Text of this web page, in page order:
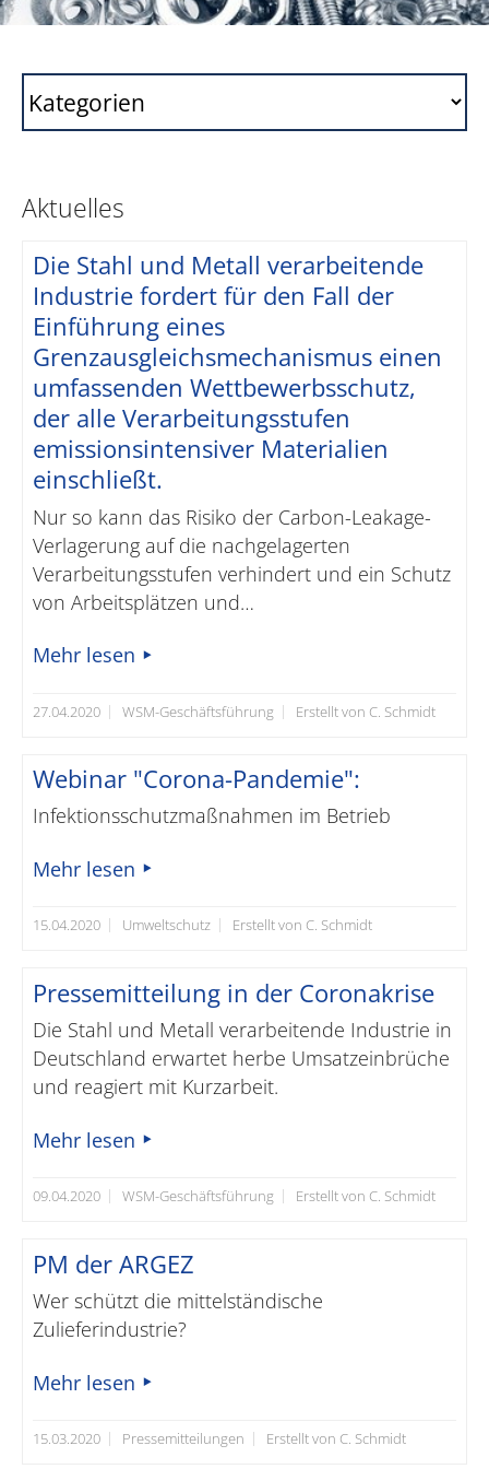
Aktuelles
Die Stahl und Metall verarbeitende
Industrie fordert für den Fall der
Einführung eines
Grenzausgleichsmechanismus einen
umfassenden Wettbewerbsschutz,
der alle Verarbeitungsstufen
emissionsintensiver Materialien
einschließt.
Nur so kann das Risiko der Carbon-Leakage-
Verlagerung auf die nachgelagerten
Verarbeitungsstufen verhindert und ein Schutz
von Arbeitsplätzen und…
Mehr lesen
27.04.2020 WSM-Geschäftsführung Erstellt von C. Schmidt
Webinar "Corona-Pandemie":
Infektionsschutzmaßnahmen im Betrieb
Mehr lesen
15.04.2020 Umweltschutz Erstellt von C. Schmidt
Pressemitteilung in der Coronakrise
Die Stahl und Metall verarbeitende Industrie in
Deutschland erwartet herbe Umsatzeinbrüche
und reagiert mit Kurzarbeit.
Mehr lesen
09.04.2020 WSM-Geschäftsführung Erstellt von C. Schmidt
PM der ARGEZ
Wer schützt die mittelständische
Zulieferindustrie?
Mehr lesen
15.03.2020 Pressemitteilungen Erstellt von C. Schmidt